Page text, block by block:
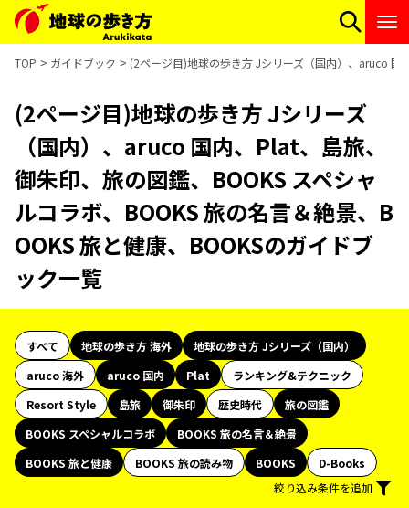
TOP ガイドブック (2ページ目)地球の歩き方 Jシリーズ（国内）、aruco 国
(2ページ目)地球の歩き方 Jシリーズ
（国内）、aruco 国内、Plat、島旅、
御朱印、旅の図鑑、BOOKS スペシャ
ルコラボ、BOOKS 旅の名言＆絶景、B
OOKS 旅と健康、BOOKSのガイドブ
ック一覧
すべて 地球の歩き方 海外
地球の歩き方 Jシリーズ（国内）
aruco 海外
aruco 国内 Plat
ランキング&テクニック
Resort Style
島旅 御朱印 歴史時代
旅の図鑑
BOOKS スペシャルコラボ
BOOKS 旅の名言＆絶景
BOOKS 旅と健康
BOOKS 旅の読み物 BOOKS
D-Books
絞り込み条件を追加